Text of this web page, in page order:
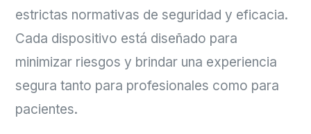
estrictas normativas de seguridad y eficacia.
Cada dispositivo está diseñado para
minimizar riesgos y brindar una experiencia
segura tanto para profesionales como para
pacientes.